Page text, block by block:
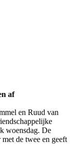
af
en Ruud van
woensdag. De
de twee en geeft